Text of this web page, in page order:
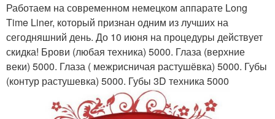
Работаем на современном немецком аппарате Long
Time Liner, который признан одним из лучших на
сегодняшний день. До 10 июня на процедуры действует
скидка! Брови (любая техника) 5000. Глаза (верхние
веки) 5000. Глаза ( межрисничая растушёвка) 5000. Губы
(контур растушевка) 5000. Губы 3D техника 5000